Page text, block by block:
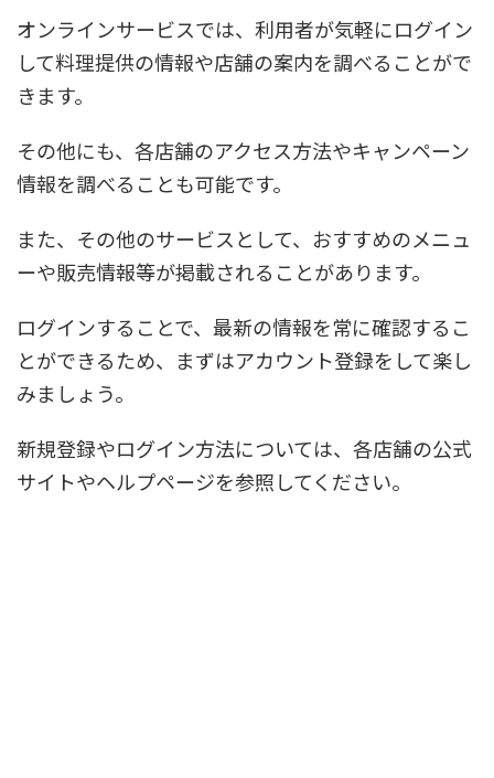
オンラインサービスでは、利用者が気軽にログイン
して料理提供の情報や店舗の案内を調べることがで
きます。
その他にも、各店舗のアクセス方法やキャンペーン
情報を調べることも可能です。
また、その他のサービスとして、おすすめのメニュ
ーや販売情報等が掲載されることがあります。
ログインすることで、最新の情報を常に確認するこ
とができるため、まずはアカウント登録をして楽し
みましょう。
新規登録やログイン方法については、各店舗の公式
サイトやヘルプページを参照してください。